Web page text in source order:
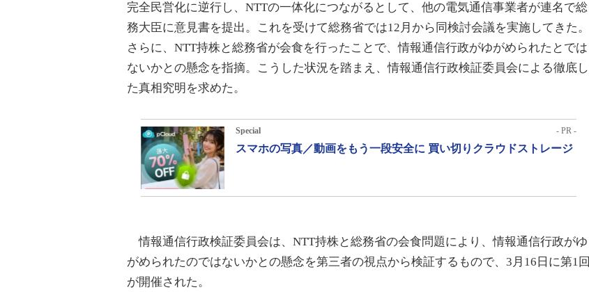
完全民営化に逆行し、NTTの一体化につながるとして、他の電気通信事業者が連名で総
務大臣に意見書を提出。これを受けて総務省では12月から同検討会議を実施してきた。
さらに、NTT持株と総務省が会食を行ったことで、情報通信行政がゆがめられたとでは
ないかとの懸念を指摘。こうした状況を踏まえ、情報通信行政検証委員会による徹底し
た真相究明を求めた。
Special - PR -
スマホの写真／動画をもう一段安全に 買い切りクラウドストレージ
情報通信行政検証委員会は、NTT持株と総務省の会食問題により、情報通信行政がゆ
がめられたのではないかとの懸念を第三者の視点から検証するもので、3月16日に第1回
が開催された。